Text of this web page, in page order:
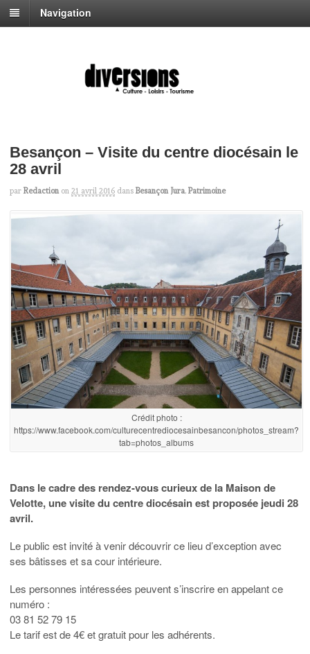
Navigation
Besançon – Visite du centre diocésain le
28 avril
par Redaction on 21 avril 2016 dans Besançon Jura, Patrimoine
Crédit photo :
https://www.facebook.com/culturecentrediocesainbesancon/photos_stream?
tab=photos_albums
Dans le cadre des rendez-vous curieux de la Maison de
Velotte, une visite du centre diocésain est proposée jeudi 28
avril.
Le public est invité à venir découvrir ce lieu d’exception avec
ses bâtisses et sa cour intérieure.
Les personnes intéressées peuvent s’inscrire en appelant ce
numéro :
03 81 52 79 15
Le tarif est de 4€ et gratuit pour les adhérents.